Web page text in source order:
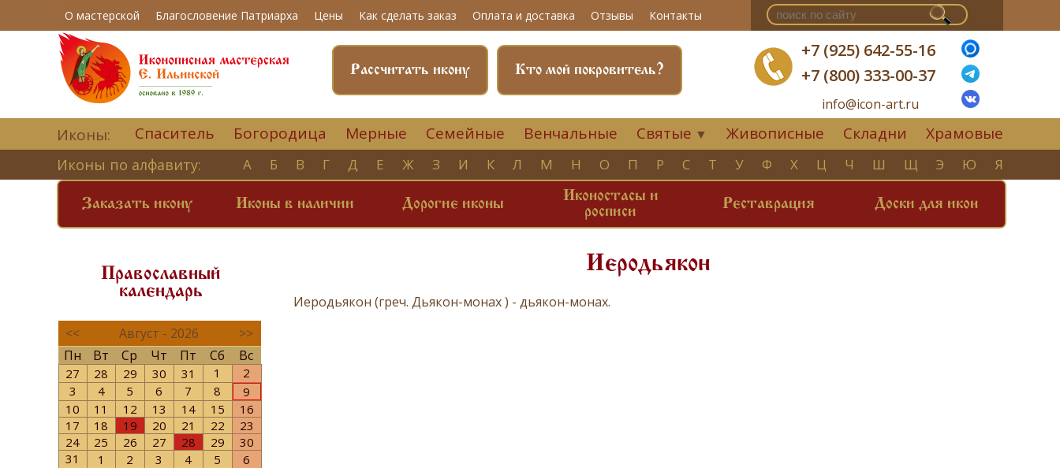
О мастерской Благословение Патриарха Цены Как сделать заказ Оплата и доставка Отзывы Контакты
+7 (925) 642-55-16
+7 (800) 333-00-37
info@icon-art.ru
Кто мой покровитель?
Рассчитать икону
Иконы: Спаситель Богородица Мерные Семейные Венчальные Святые ▼ Живописные Складни Храмовые
Иконы по алфавиту: А Б В Г Д Е Ж З И К Л М Н О П Р С Т У Ф Х Ц Ч Ш Щ Э Ю Я
Заказать икону Иконы в наличии Дорогие иконы
Иконостасы и
росписи
Реставрация Доски для икон
Православный
календарь
<< Август - 2026
>>
Пн
Вт Ср Чт Пт Сб Вс
27 28 29 30 31 1
2
3
4 5 6 7 8
9
10
11 12 13 14 15
16
17
18 19 20 21 22
23
24
25 26 27 28 29
30
31
1 2 3 4 5 6
Иеродьякон
Иеродьякон (греч. Дьякон-монах ) - дьякон-монах.